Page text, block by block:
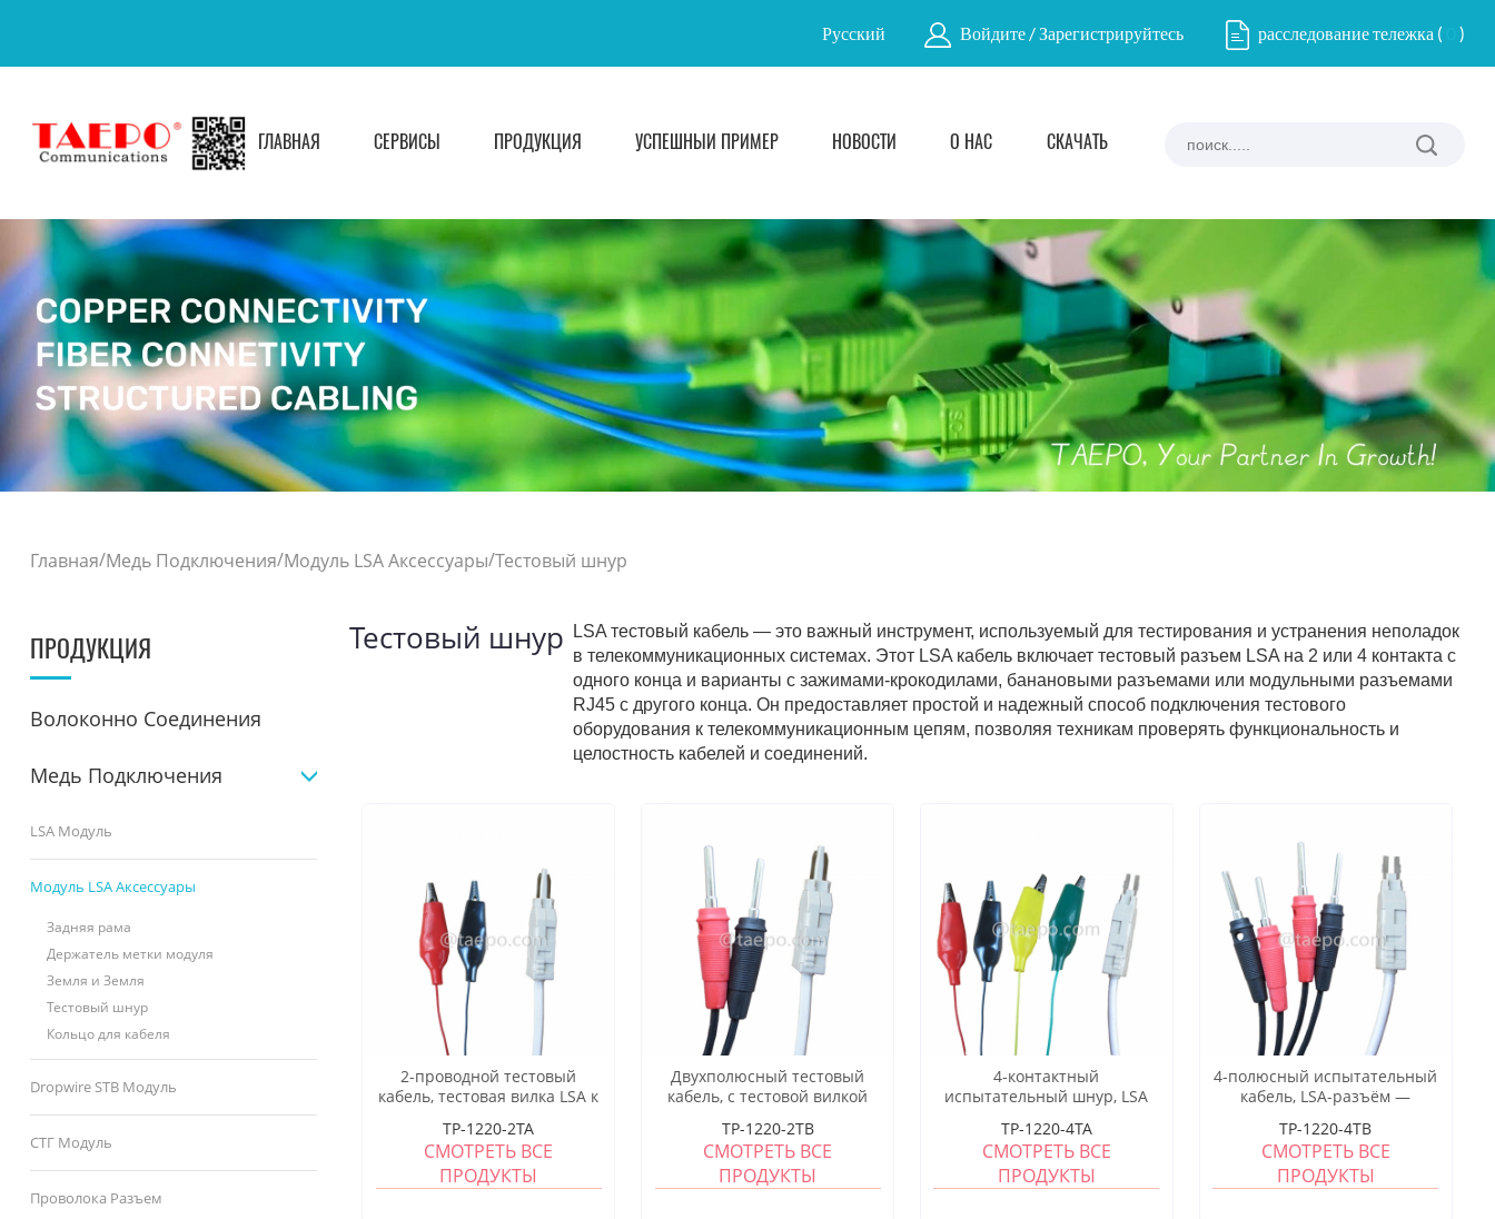
Русский Войдите / Зарегистрируйтесь расследование тележка ( )
ГЛАВНАЯ СЕРВИСЫ ПРОДУКЦИЯ УСПЕШНЫЙ ПРИМЕР НОВОСТИ О НАС СКАЧАТЬ
Главная/Медь Подключения/Модуль LSA Аксессуары/Тестовый шнур
ПРОДУКЦИЯ
Волоконно Соединения
Медь Подключения
LSA Модуль
Модуль LSA Аксессуары
Задняя рама
Держатель метки модуля
Земля и Земля
Тестовый шнур
Кольцо для кабеля
Dropwire STB Модуль
СТГ Модуль
Проволока Разъем
Тестовый шнур
LSA тестовый кабель — это важный инструмент, используемый для тестирования и устранения неполадок
в телекоммуникационных системах. Этот LSA кабель включает тестовый разъем LSA на 2 или 4 контакта с
одного конца и варианты с зажимами-крокодилами, банановыми разъемами или модульными разъемами
RJ45 с другого конца. Он предоставляет простой и надежный способ подключения тестового
оборудования к телекоммуникационным цепям, позволяя техникам проверять функциональность и
целостность кабелей и соединений.
2-проводной тестовый
кабель, тестовая вилка LSA к
TP-1220-2TA
СМОТРЕТЬ ВСЕ
ПРОДУКТЫ
Двухполюсный тестовый
кабель, с тестовой вилкой
TP-1220-2TB
СМОТРЕТЬ ВСЕ
ПРОДУКТЫ
4-контактный
испытательный шнур, LSA
крокодиловый зажим, 1,5 м
TP-1220-4TA
СМОТРЕТЬ ВСЕ
ПРОДУКТЫ
4-полюсный испытательный
кабель, LSA-разъём —
TP-1220-4TB
СМОТРЕТЬ ВСЕ
ПРОДУКТЫ